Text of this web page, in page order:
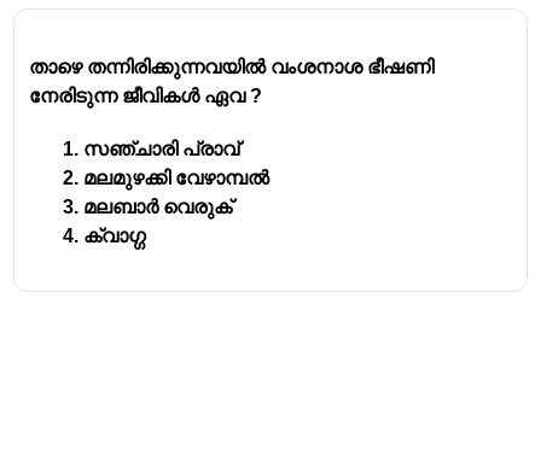
താഴെ തന്നിരിക്കുന്നവയിൽ വംശനാശ ഭീഷണി
നേരിടുന്ന ജീവികൾ ഏവ ?
സഞ്ചാരി പ്രാവ്
മലമുഴക്കി വേഴാമ്പൽ
മലബാർ വെരുക്
ക്വാഗ്ഗ